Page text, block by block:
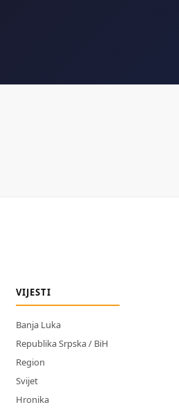
VIJESTI
Banja Luka
Republika Srpska / BiH
Region
Svijet
Hronika